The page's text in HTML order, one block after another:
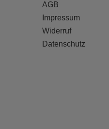
AGB
Impressum
Widerruf
Datenschutz